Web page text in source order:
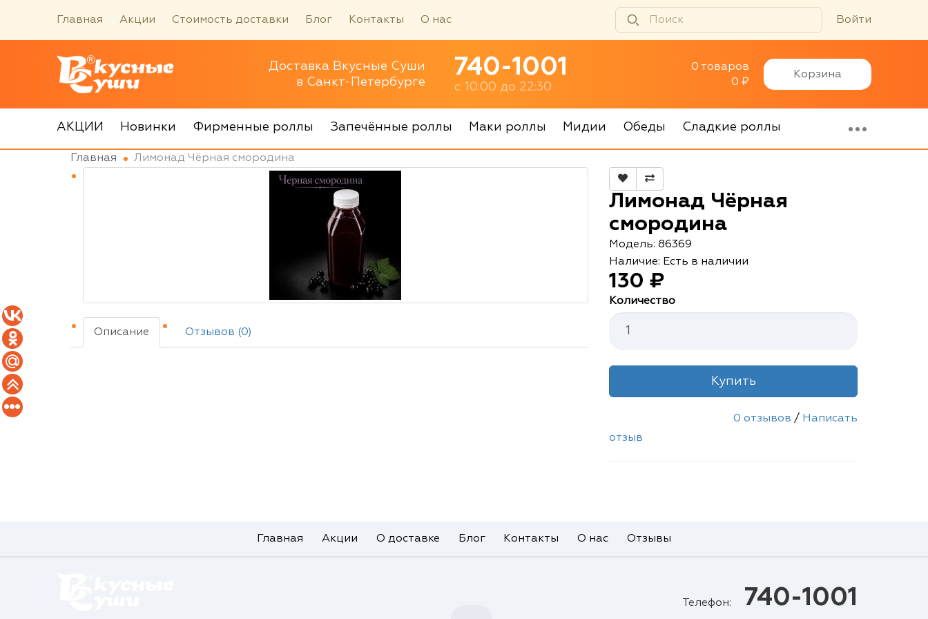
Главная Акции Стоимость доставки Блог Контакты О нас Войти
Доставка Вкусные Суши
в Санкт-Петербурге
740-1001
с 10:00 до 22:30
0 товаров
0 ₽
Корзина
АКЦИИ Новинки Фирменные роллы Запечённые роллы Маки роллы Мидии Обеды Сладкие роллы
Главная Лимонад Чёрная смородина
Описание Отзывов (0)
Лимонад Чёрная
смородина
Модель: 86369
Наличие: Есть в наличии
130 ₽
Количество
Купить
0 отзывов / Написать
отзыв
Главная Акции О доставке Блог Контакты О нас Отзывы
Телефон: 740-1001